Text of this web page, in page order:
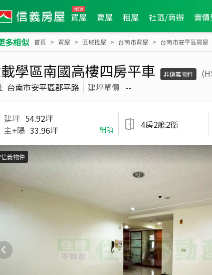
買屋 賣屋 租屋 社區/商辦 實
多相似 首頁 買屋 區域找屋 台南市買屋 台南市安平區買屋
學區南國高樓四房平車 非信義物件
台南市安平區郡平路 建坪單價 --
建坪 54.92坪
主+陽 33.96坪 細項 4房2廳2衛
義物件